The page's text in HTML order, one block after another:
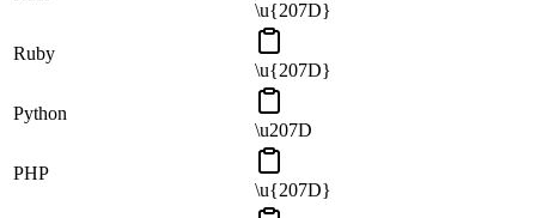
\u{207D}
Ruby
\u{207D}
Python
\u207D
PHP
\u{207D}